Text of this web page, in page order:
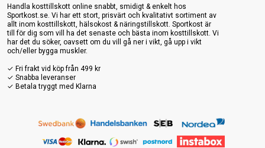
Handla kosttillskott online snabbt, smidigt & enkelt hos
Sportkost.se. Vi har ett stort, prisvärt och kvalitativt sortiment av
allt inom kosttillskott, hälsokost & näringstillskott. Sportkost är
till för dig som vill ha det senaste och bästa inom kosttillskott. Vi
har det du söker, oavsett om du vill gå ner i vikt, gå upp i vikt
och/eller bygga muskler.
✓ Fri frakt vid köp från 499 kr
✓ Snabba leveranser
✓ Betala tryggt med Klarna